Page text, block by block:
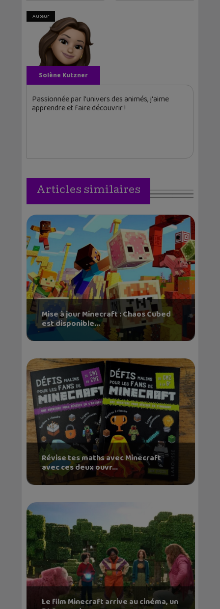
Auteur
Solène Kutzner
Passionnée par l'univers des animés, j'aime
apprendre et faire découvrir !
Articles similaires
Mise à jour Minecraft : Chaos Cubed
est disponible...
Révise tes maths avec Minecraft
avec ces deux ouvr...
Le film Minecraft arrive au cinéma, un